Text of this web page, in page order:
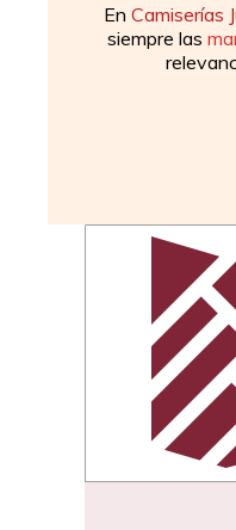
En Camiserías
siempre las